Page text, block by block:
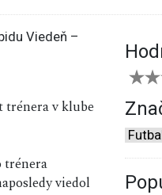
trénera v klube
trénera
viedol
Futbal